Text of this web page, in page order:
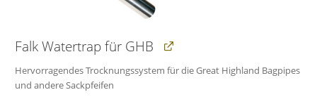
Falk Watertrap für GHB
Hervorragendes Trocknungssystem für die Great Highland Bagpipes
und andere Sackpfeifen